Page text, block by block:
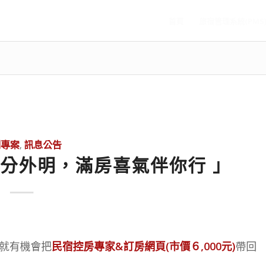
案, 訊息公告
外明，滿房喜氣伴你行 」
有機會把民宿控房專家&訂房網頁(市價６,000元)帶回